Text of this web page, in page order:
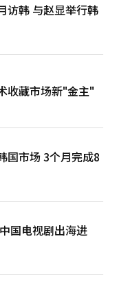
访韩 与赵显举行韩
收藏市场新"金主"
国市场 3个月完成8
国电视剧出海进